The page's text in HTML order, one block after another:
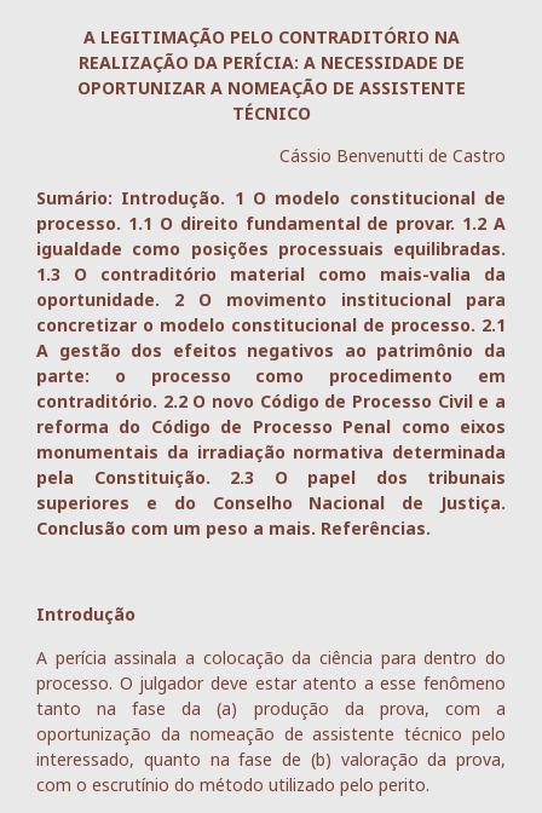
A LEGITIMAÇÃO PELO CONTRADITÓRIO NA
REALIZAÇÃO DA PERÍCIA: A NECESSIDADE DE
OPORTUNIZAR A NOMEAÇÃO DE ASSISTENTE
TÉCNICO
Cássio Benvenutti de Castro
Sumário: Introdução. 1 O modelo constitucional de
processo. 1.1 O direito fundamental de provar. 1.2 A
igualdade como posições processuais equilibradas.
1.3 O contraditório material como mais-valia da
oportunidade. 2 O movimento institucional para
concretizar o modelo constitucional de processo. 2.1
A gestão dos efeitos negativos ao patrimônio da
parte: o processo como procedimento em
contraditório. 2.2 O novo Código de Processo Civil e a
reforma do Código de Processo Penal como eixos
monumentais da irradiação normativa determinada
pela Constituição. 2.3 O papel dos tribunais
superiores e do Conselho Nacional de Justiça.
Conclusão com um peso a mais. Referências.
Introdução
A perícia assinala a colocação da ciência para dentro do
processo. O julgador deve estar atento a esse fenômeno
tanto na fase da (a) produção da prova, com a
oportunização da nomeação de assistente técnico pelo
interessado, quanto na fase de (b) valoração da prova,
com o escrutínio do método utilizado pelo perito.